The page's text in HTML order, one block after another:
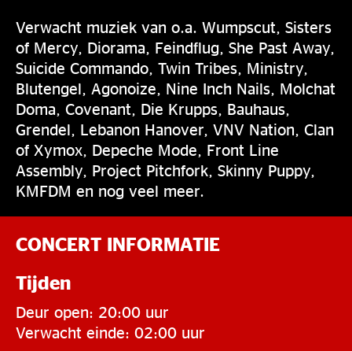
Verwacht muziek van o.a. Wumpscut, Sisters
of Mercy, Diorama, Feindflug, She Past Away,
Suicide Commando, Twin Tribes, Ministry,
Blutengel, Agonoize, Nine Inch Nails, Molchat
Doma, Covenant, Die Krupps, Bauhaus,
Grendel, Lebanon Hanover, VNV Nation, Clan
of Xymox, Depeche Mode, Front Line
Assembly, Project Pitchfork, Skinny Puppy,
KMFDM en nog veel meer.
CONCERT INFORMATIE
Tijden
Deur open: 20:00 uur
Verwacht einde: 02:00 uur